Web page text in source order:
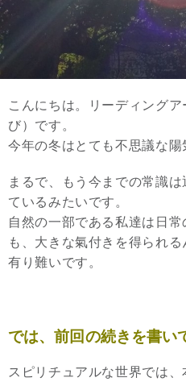
こんにちは。リーディング
び）です。
今年の冬はとても不思議な陽
まるで、もう今までの常識
ているみたいです。
自然の一部である私達は日
も、大きな氣付きを得られる
有り難いです。
では、前回の続きを書い
スピリチュアルな世界では